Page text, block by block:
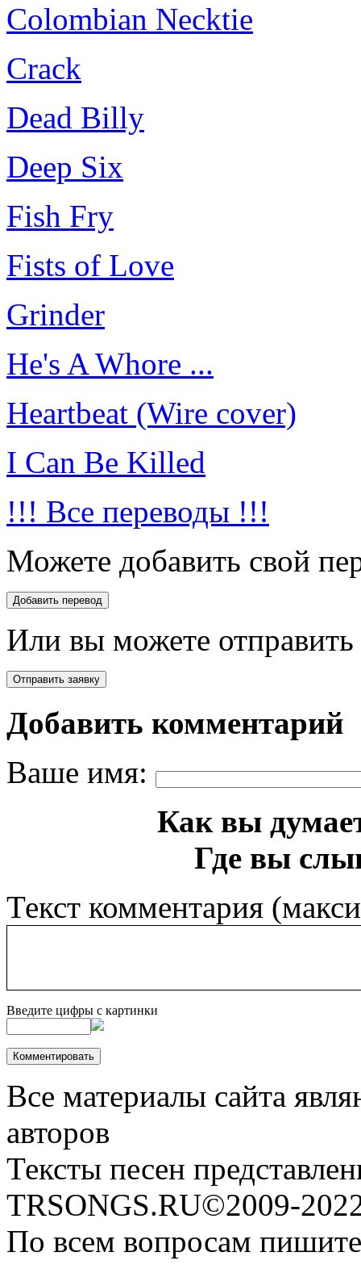
Colombian Necktie
Crack
Dead Billy
Deep Six
Fish Fry
Fists of Love
Grinder
He's A Whore ...
Heartbeat (Wire cover)
I Can Be Killed
!!! Все переводы !!!
Можете добавить свой
Или вы можете отправить
Добавить комментарий
Ваше имя:
Как вы
Где вы
Текст комментария
Введите цифры с картинки
Все материалы сайта
авторов
Тексты песен
TRSONGS.RU©2009-
По всем вопросам